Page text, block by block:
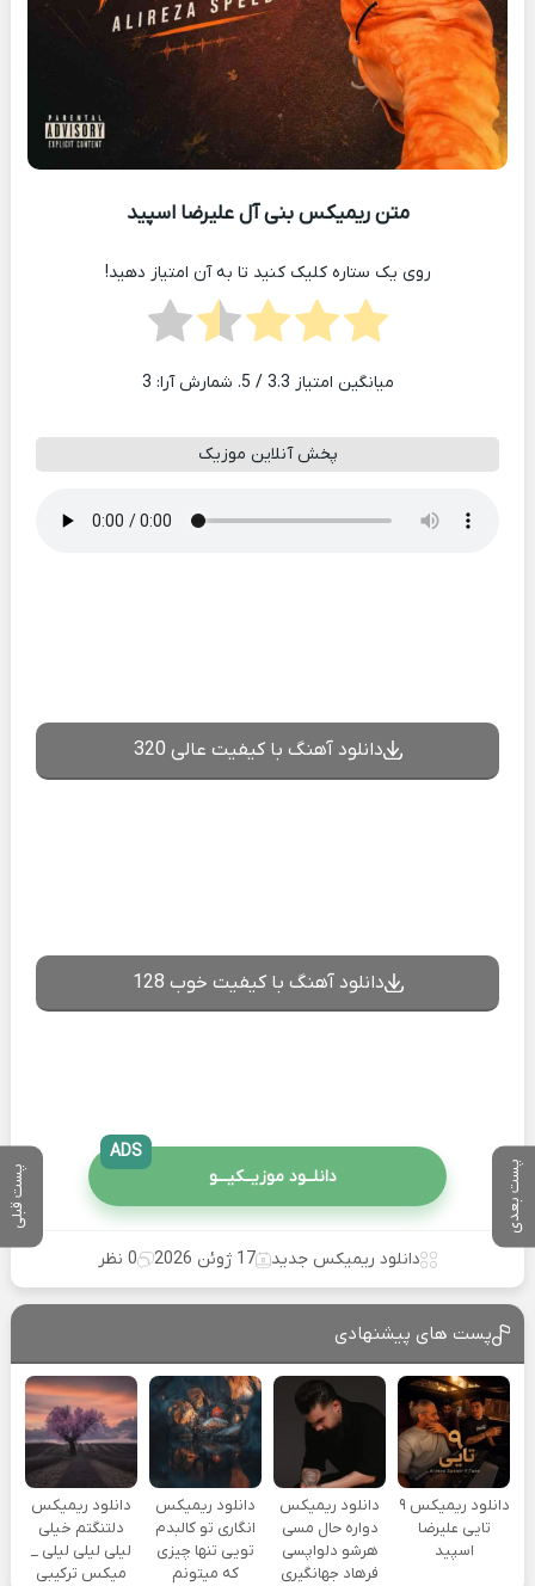
پست بعدی پست قبلی
متن ریمیکس بنی آل علیرضا اسپید
روی یک ستاره کلیک کنید تا به آن امتیاز دهید!
میانگین امتیاز 3.3 / 5. شمارش آرا: 3
پخش آنلاین موزیک
دانلود آهنگ با کیفیت عالی 320
دانلود آهنگ با کیفیت خوب 128
دانلــود موزیــکیـــو
ADS
دانلود ریمیکس جدید 17 ژوئن 2026 0 نظر
پست های پیشنهادی
دانلود ریمیکس ۹
تایی علیرضا
اسپید
دانلود ریمیکس
دواره حال مسی
هرشو دلواپسی
فرهاد جهانگیری
دانلود ریمیکس
انگاری تو کالبدم
تویی تنها چیزی
که میتونم
دانلود ریمیکس
دلتنگتم خیلی
لیلی لیلی لیلی _
میکس ترکیبی